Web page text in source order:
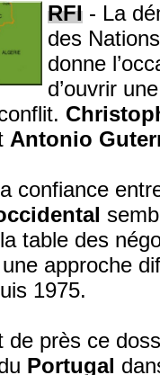
RFI - La
des
donne
d’ouvrir
Antonio
confiance
table des
approche
1975.
de près ce
Portugal